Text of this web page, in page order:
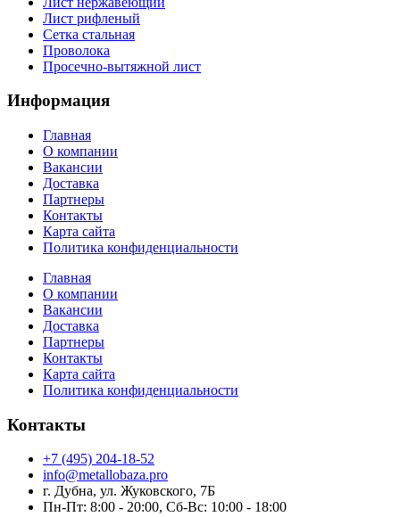
Лист рифленый
Сетка стальная
Проволока
Просечно-вытяжной лист
Информация
Главная
О компании
Вакансии
Доставка
Партнеры
Контакты
Карта сайта
Политика конфиденциальности
Главная
О компании
Вакансии
Доставка
Партнеры
Контакты
Карта сайта
Политика конфиденциальности
Контакты
+7 (495) 204-18-52
info@metallobaza.pro
г. Дубна, ул. Жуковского, 7Б
Пн-Пт: 8:00 - 20:00, Сб-Вс: 10:00 - 18:00